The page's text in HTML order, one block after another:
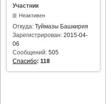
Участник
Неактивен
Откуда: Туймазы Башкирия
Зарегистрирован: 2015-04-
06
Сообщений: 505
Спасибо: 118